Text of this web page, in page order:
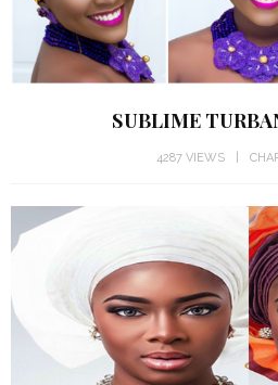
SUBLIME
4287 VIEWS